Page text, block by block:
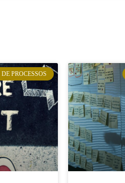
PROCESSOS